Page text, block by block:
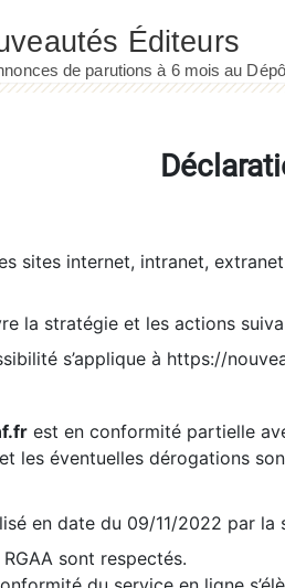
sites internet, intranet,
la stratégie et les actions
s’applique à https://
est en conformité partielle
les éventuelles dérogations
en date du 09/11/2022 par
sont respectés.